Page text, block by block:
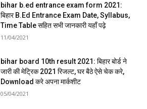
bihar b.ed entrance exam form 2021:
बिहार B.Ed Entrance Exam Date, Syllabus,
Time Table सहित सभी जानकारी यहाँ पढ़े
11/04/2021
bihar board 10th result 2021: बिहार बोर्ड ने
जारी की मेट्रिक 2021 रिजल्ट, घर बैठे ऐसे चेक करे,
Download करे अपना मार्कशीट
05/04/2021